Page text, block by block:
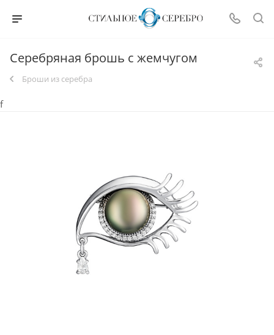
Серебряная брошь с жемчугом
Броши из серебра
f